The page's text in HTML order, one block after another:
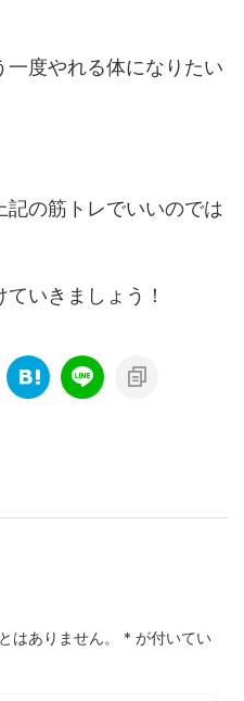
度やれる体になりたい
の筋トレでいいのでは
いきましょう！
はありません。 * が付いてい